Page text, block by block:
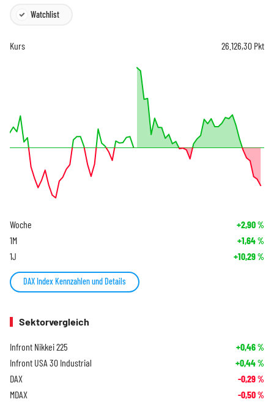
Watchlist
Kurs 26.126,30 Pkt
Woche +2,90%
1M +1,64%
1J +10,29%
DAX Index Kennzahlen und Details
Sektorvergleich
Infront Nikkei 225 +0,46%
Infront USA 30 Industrial +0,44%
DAX -0,29%
MDAX -0,50%